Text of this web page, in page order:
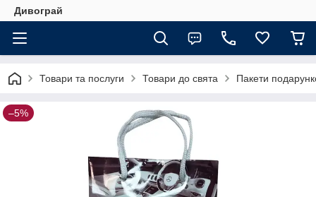
Дивограй
Товари та послуги Товари до свята Пакети
–5%